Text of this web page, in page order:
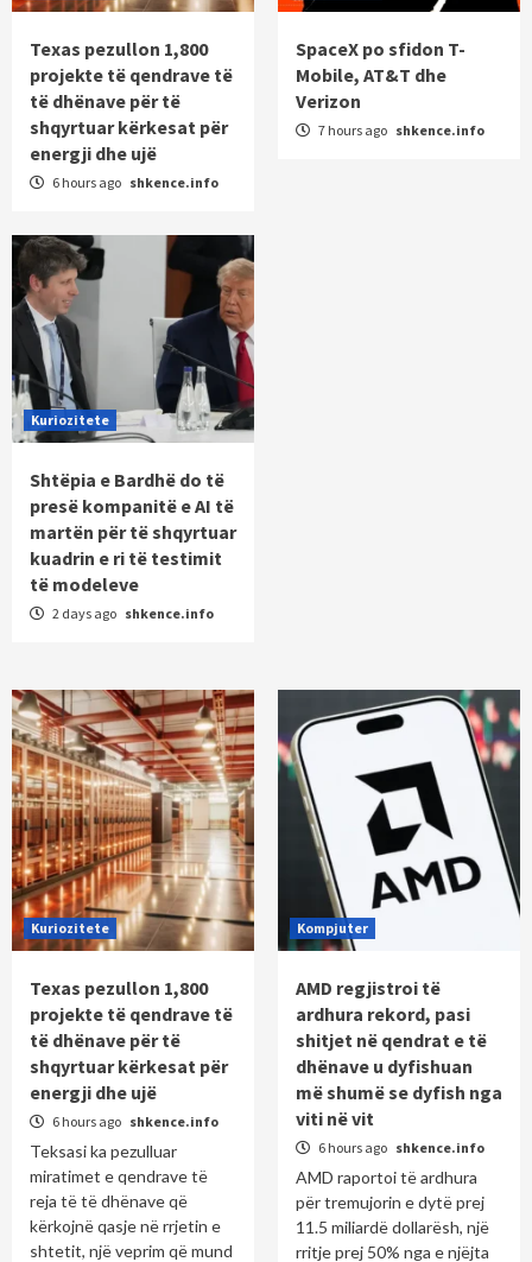
Texas pezullon 1,800
projekte të qendrave të
të dhënave për të
shqyrtuar kërkesat për
energji dhe ujë
6 hours ago shkence.info
SpaceX po sfidon T-
Mobile, AT&T dhe
Verizon
7 hours ago shkence.info
Kuriozitete
Shtëpia e Bardhë do të
presë kompanitë e AI të
martën për të shqyrtuar
kuadrin e ri të testimit
të modeleve
2 days ago shkence.info
Kuriozitete
Texas pezullon 1,800
projekte të qendrave të
të dhënave për të
shqyrtuar kërkesat për
energji dhe ujë
6 hours ago shkence.info
Teksasi ka pezulluar
miratimet e qendrave të
reja të të dhënave që
kërkojnë qasje në rrjetin e
shtetit, një veprim që mund
Kompjuter
AMD regjistroi të
ardhura rekord, pasi
shitjet në qendrat e të
dhënave u dyfishuan
më shumë se dyfish nga
viti në vit
6 hours ago shkence.info
AMD raportoi të ardhura
për tremujorin e dytë prej
11.5 miliardë dollarësh, një
rritje prej 50% nga e njëjta